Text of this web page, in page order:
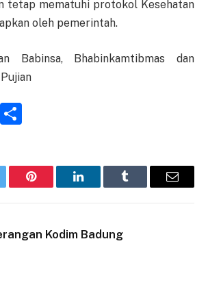
tetap mematuhi protokol Kesehatan
oleh pemerintah.
Babinsa, Bhabinkamtibmas dan
Email
Pinterest LinkedInTumblr Email
Kodim Badung